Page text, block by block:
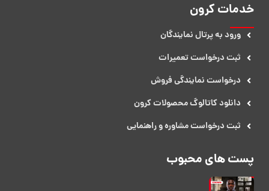
خدمات کرون
ورود به پرتال نمایندگان
ثبت درخواست تعمیرات
درخواست نمایندگی فروش​
دانلود کاتالوگ محصولات کرون
ثبت درخواست مشاوره و راهنمایی
پست های محبوب